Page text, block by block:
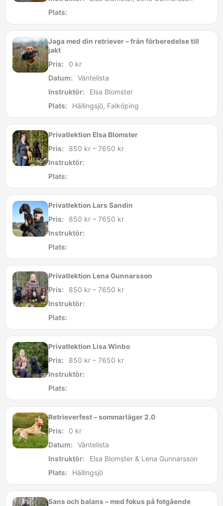
Plats:
Jaga med din retriever – från förberedelse till
jakt
Pris: 0 kr
Datum:
Väntelista
Instruktör:
Elsa Blomster
Plats:
Hällingsjö, Falköping
Privatlektion Elsa Blomster
Pris: 850 kr – 7650 kr
Instruktör:
Plats:
Privatlektion Lars Sandin
Pris: 850 kr – 7650 kr
Instruktör:
Plats:
Privatlektion Lena Gunnarsson
Pris: 850 kr – 7650 kr
Instruktör:
Plats:
Privatlektion Lisa Winbo
Pris: 850 kr – 7650 kr
Instruktör:
Plats:
Retrieverfest – sommarläger 2.0
Pris: 0 kr
Datum:
Väntelista
Instruktör:
Elsa Blomster & Lena Gunnarsson
Plats:
Hällingsjö
Sans och balans – med fokus på fotgående